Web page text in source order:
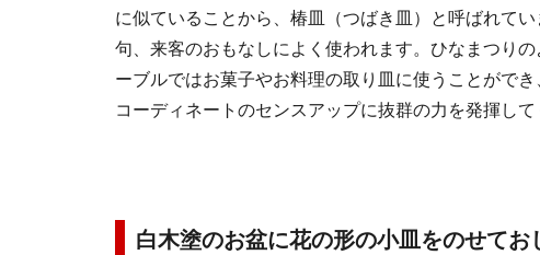
に似ていることから、椿皿（つばき皿）と呼ばれて
句、来客のおもなしによく使われます。ひなまつり
ーブルではお菓子やお料理の取り皿に使うことがで
コーディネートのセンスアップに抜群の力を発揮して
白木塗のお盆に花の形の小皿をのせてお